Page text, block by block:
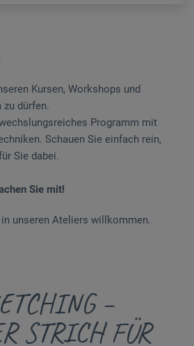
Kursen, Workshops und
zu dürfen.
Programm mit
Schauen Sie einfach rein,
Sie dabei.
Sie mit!
unseren Ateliers willkommen.
–
STRICH FÜR